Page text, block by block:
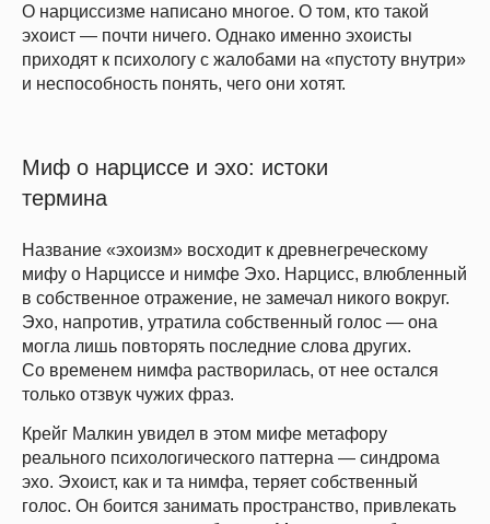
О нарциссизме написано многое. О том, кто такой
эхоист — почти ничего. Однако именно эхоисты
приходят к психологу с жалобами на «пустоту внутри»
и неспособность понять, чего они хотят.
Миф о нарциссе и эхо: истоки
термина
Название «эхоизм» восходит к древнегреческому
мифу о Нарциссе и нимфе Эхо. Нарцисс, влюбленный
в собственное отражение, не замечал никого вокруг.
Эхо, напротив, утратила собственный голос — она
могла лишь повторять последние слова других.
Со временем нимфа растворилась, от нее остался
только отзвук чужих фраз.
Крейг Малкин увидел в этом мифе метафору
реального психологического паттерна — синдрома
эхо. Эхоист, как и та нимфа, теряет собственный
голос. Он боится занимать пространство, привлекать